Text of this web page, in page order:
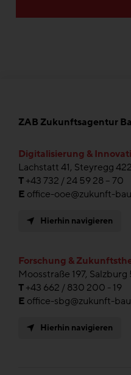
ZAB Zukunftsagentur
Digitalisierung &
Lachstatt 41, Steyregg
T+43 732 / 24 59 28 – 70
E office-ooe@zukunft-
Hierhin navigieren
Forschung &
Moosstraße 197,
T+43 662 / 830 200 - 19
E office-sbg@zukunft-
Hierhin navigieren